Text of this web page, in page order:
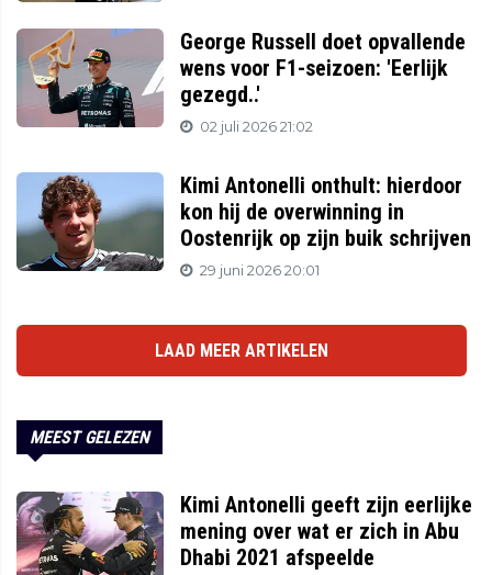
George Russell doet opvallende
wens voor F1-seizoen: 'Eerlijk
gezegd..'
02 juli 2026 21:02
Kimi Antonelli onthult: hierdoor
kon hij de overwinning in
Oostenrijk op zijn buik schrijven
29 juni 2026 20:01
LAAD MEER ARTIKELEN
MEEST GELEZEN
Kimi Antonelli geeft zijn eerlijke
mening over wat er zich in Abu
Dhabi 2021 afspeelde